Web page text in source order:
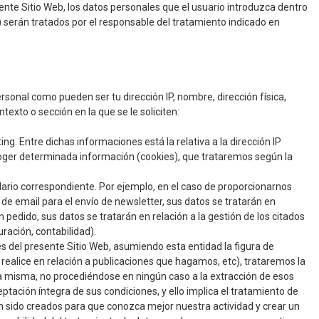
Sitio Web, los datos personales que el usuario introduzca dentro
tratados por el responsable del tratamiento indicado en
como pueden ser tu dirección IP, nombre, dirección física,
o sección en la que se le soliciten:
Entre dichas informaciones está la relativa a la dirección IP
determinada información (cookies), que trataremos según la
correspondiente. Por ejemplo, en el caso de proporcionarnos
email para el envío de newsletter, sus datos se tratarán en
sus datos se tratarán en relación a la gestión de los citados
contabilidad).
presente Sitio Web, asumiendo esta entidad la figura de
en relación a publicaciones que hagamos, etc), trataremos la
no procediéndose en ningún caso a la extracción de esos
íntegra de sus condiciones, y ello implica el tratamiento de
creados para que conozca mejor nuestra actividad y crear un